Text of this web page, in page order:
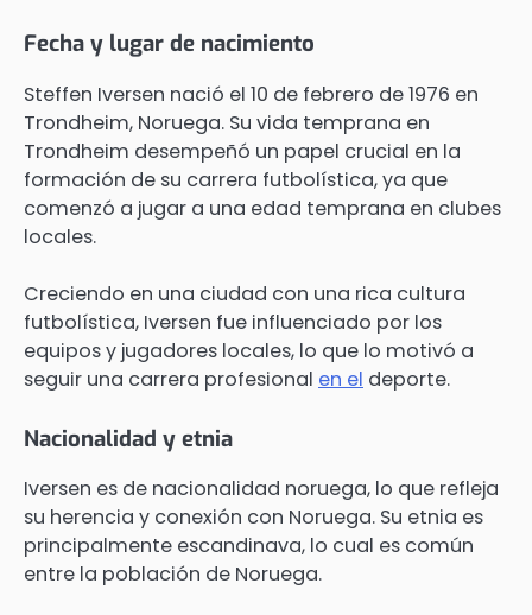
Fecha y lugar de nacimiento
Steffen Iversen nació el 10 de febrero de 1976 en
Trondheim, Noruega. Su vida temprana en
Trondheim desempeñó un papel crucial en la
formación de su carrera futbolística, ya que
comenzó a jugar a una edad temprana en clubes
locales.
Creciendo en una ciudad con una rica cultura
futbolística, Iversen fue influenciado por los
equipos y jugadores locales, lo que lo motivó a
seguir una carrera profesional en el deporte.
Nacionalidad y etnia
Iversen es de nacionalidad noruega, lo que refleja
su herencia y conexión con Noruega. Su etnia es
principalmente escandinava, lo cual es común
entre la población de Noruega.